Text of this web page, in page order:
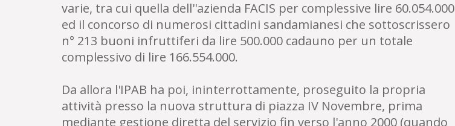
varie, tra cui quella dell''azienda FACIS per complessive lire 60.054.000
ed il concorso di numerosi cittadini sandamianesi che sottoscrissero
n° 213 buoni infruttiferi da lire 500.000 cadauno per un totale
complessivo di lire 166.554.000.
Da allora l'IPAB ha poi, ininterrottamente, proseguito la propria
attività presso la nuova struttura di piazza IV Novembre, prima
mediante gestione diretta del servizio fin verso l'anno 2000 (quando